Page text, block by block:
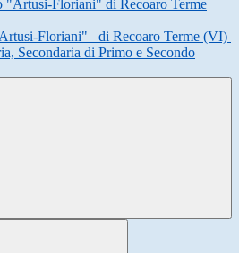
Floriani"
di Recoaro Terme (VI)
Secondaria di Primo e Secondo